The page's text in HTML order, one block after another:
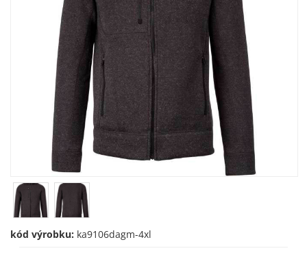
kód výrobku: ka9106dagm-4xl